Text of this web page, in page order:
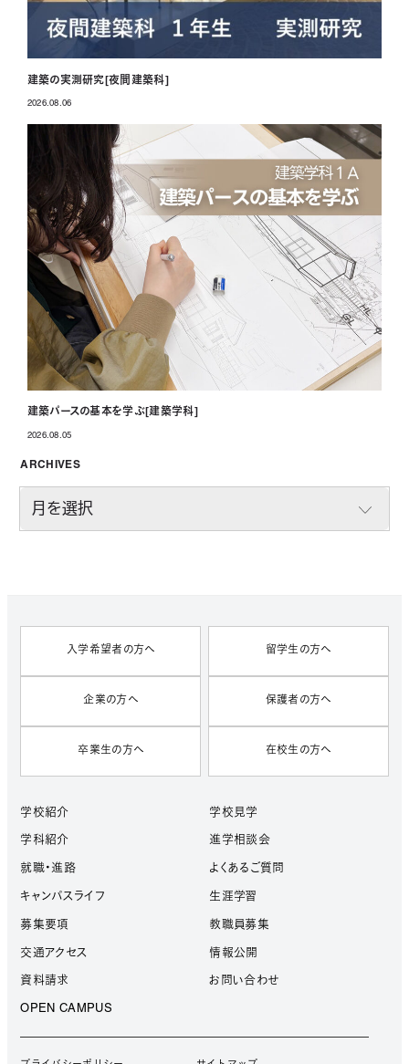
建築の実測研究[夜間建築科]
2026.08.06
建築パースの基本を学ぶ[建築学科]
2026.08.05
ARCHIVES
入学希望者の方へ 留学生の方へ
企業の方へ 保護者の方へ
卒業生の方へ 在校生の方へ
学校紹介
学科紹介
就職・進路
キャンパスライフ
募集要項
交通アクセス
資料請求
OPEN CAMPUS
学校見学
進学相談会
よくあるご質問
生涯学習
教職員募集
情報公開
お問い合わせ